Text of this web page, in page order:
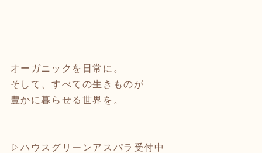
オーガニックを日常に。
そして、すべての生きものが
豊かに暮らせる世界を。
▷ハウスグリーンアスパラ受付中